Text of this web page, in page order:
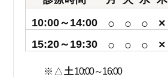
10:00～14:00
○ ○ ○ ×
15:20～19:30 ○ ○ ○ ×
※ △ 土10:00～16:00